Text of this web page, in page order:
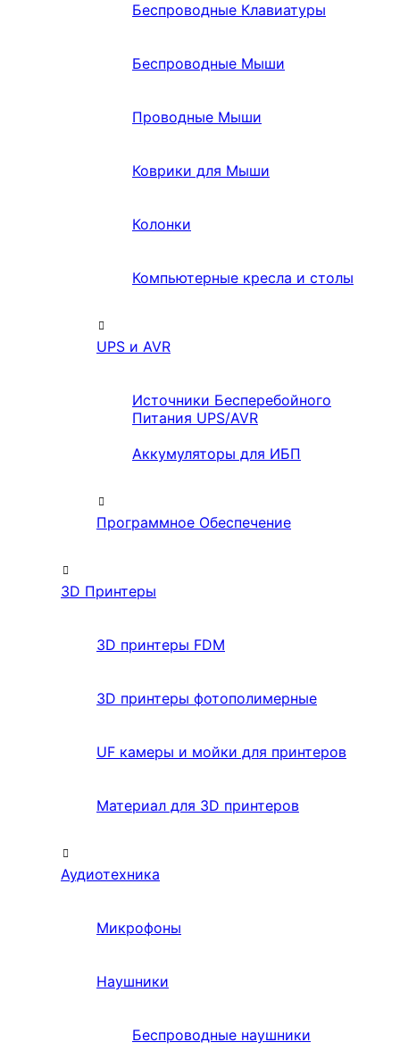
Беспроводные Клавиатуры
Беспроводные Мыши
Проводные Мыши
Коврики для Мыши
Колонки
Компьютерные кресла и столы
UPS и AVR
Источники Бесперебойного
Питания UPS/AVR
Аккумуляторы для ИБП
Программное Обеспечение
3D Принтеры
3D принтеры FDM
3D принтеры фотополимерные
UF камеры и мойки для принтеров
Материал для 3D принтеров
Аудиотехника
Микрофоны
Наушники
Беспроводные наушники